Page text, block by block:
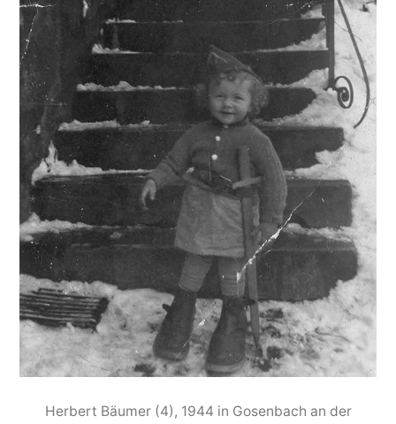
Herbert Bäumer (4), 1944 in Gosenbach an der